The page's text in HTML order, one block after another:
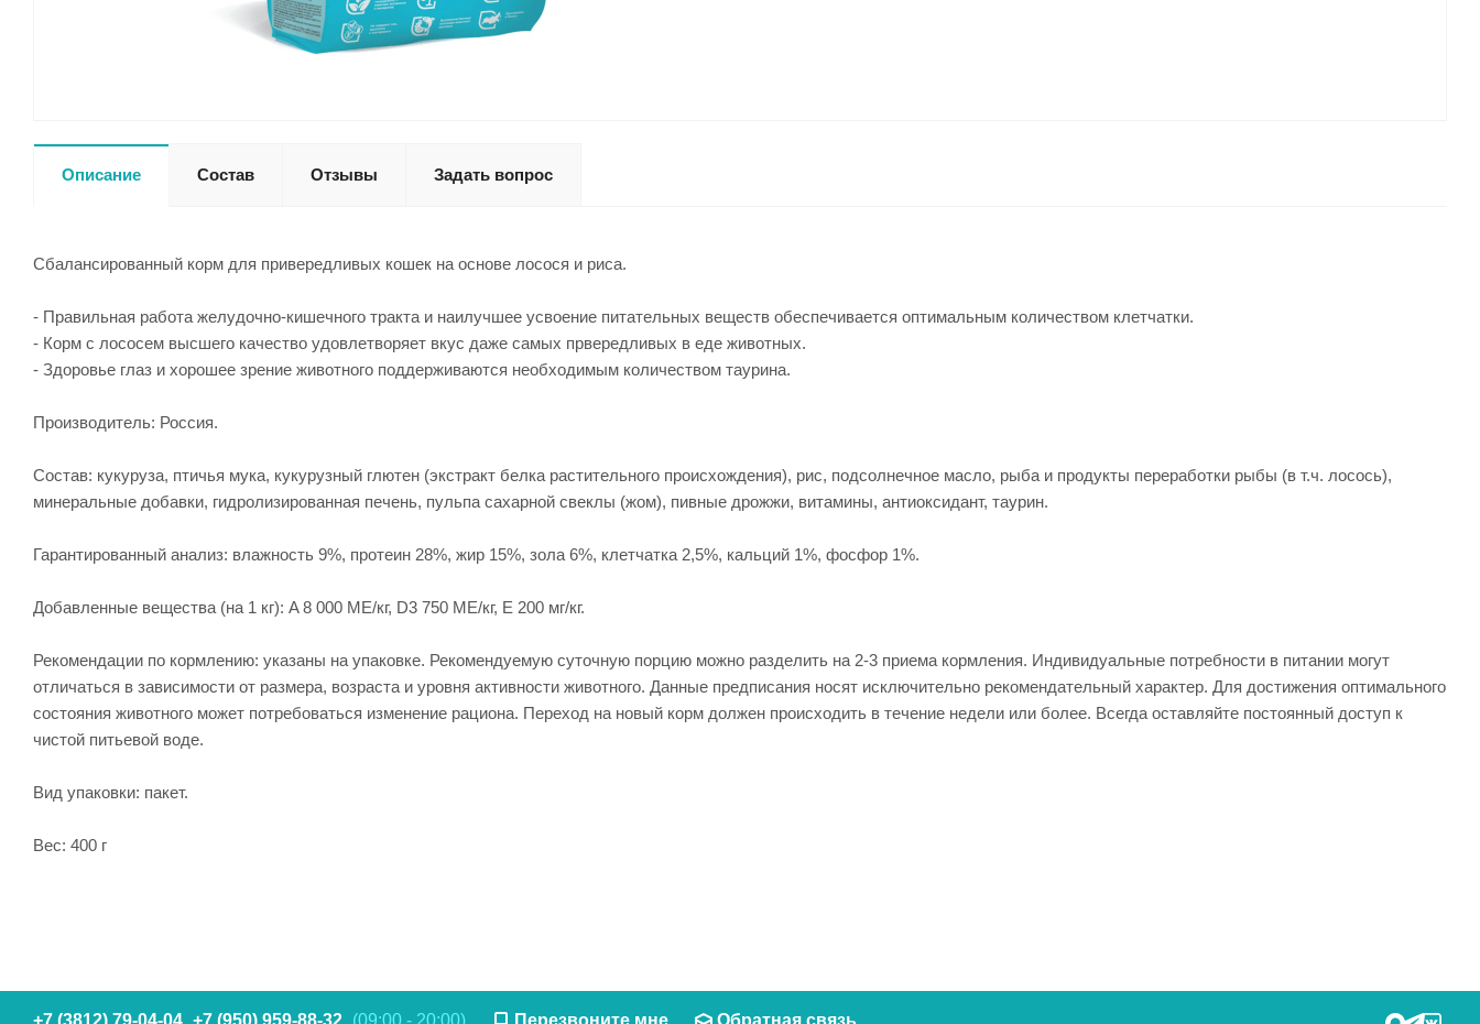
Описание Состав Отзывы Задать вопрос
Сбалансированный корм для привередливых кошек на основе лосося и риса.
- Правильная работа желудочно-кишечного тракта и наилучшее усвоение питательных веществ обеспечивается оптимальным количеством клетчатки.
- Корм с лососем высшего качество удовлетворяет вкус даже самых првередливых в еде животных.
- Здоровье глаз и хорошее зрение животного поддерживаются необходимым количеством таурина.
Производитель: Россия.
Состав: кукуруза, птичья мука, кукурузный глютен (экстракт белка растительного происхождения), рис, подсолнечное масло, рыба и продукты переработки рыбы (в т.ч. лосось),
минеральные добавки, гидролизированная печень, пульпа сахарной свеклы (жом), пивные дрожжи, витамины, антиоксидант, таурин.
Гарантированный анализ: влажность 9%, протеин 28%, жир 15%, зола 6%, клетчатка 2,5%, кальций 1%, фосфор 1%.
Добавленные вещества (на 1 кг): A 8 000 МЕ/кг, D3 750 МЕ/кг, Е 200 мг/кг.
Рекомендации по кормлению: указаны на упаковке. Рекомендуемую суточную порцию можно разделить на 2-3 приема кормления. Индивидуальные потребности в питании могут
отличаться в зависимости от размера, возраста и уровня активности животного. Данные предписания носят исключительно рекомендательный характер. Для достижения оптимального
состояния животного может потребоваться изменение рациона. Переход на новый корм должен происходить в течение недели или более. Всегда оставляйте постоянный доступ к
чистой питьевой воде.
Вид упаковки: пакет.
Вес: 400 г
+7 (3812) 79-04-04 +7 (950) 959-88-32 (09:00 - 20:00) Перезвоните мне Обратная связь